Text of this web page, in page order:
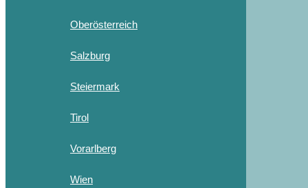
Oberösterreich
Salzburg
Steiermark
Tirol
Vorarlberg
Wien